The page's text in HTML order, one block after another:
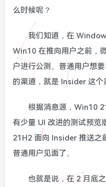
么时候呢？
我们知道，在
Win10 在推向用户之前，
户进行公测。普通用户想
的渠道，就是 Insider 这个
根据消息源，Win10
有少量 UI 改进的测试预览
21H2 面向 Insider 推送之
普通用户见面了。
也就是说，在 2 月底